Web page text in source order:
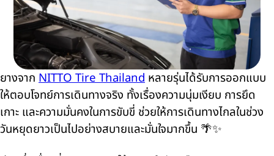
ยางจาก NITTO Tire Thailand หลายรุ่นได้รับการออกแบบ
ให้ตอบโจทย์การเดินทางจริง ทั้งเรื่องความนุ่มเงียบ การยึด
เกาะ และความมั่นคงในการขับขี่ ช่วยให้การเดินทางไกลในช่วง
วันหยุดยาวเป็นไปอย่างสบายและมั่นใจมากขึ้น 🌴✨